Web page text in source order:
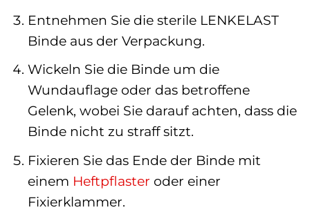
Entnehmen Sie die sterile LENKELAST
Binde aus der Verpackung.
Wickeln Sie die Binde um die
Wundauflage oder das betroffene
Gelenk, wobei Sie darauf achten, dass die
Binde nicht zu straff sitzt.
Fixieren Sie das Ende der Binde mit
einem Heftpflaster oder einer
Fixierklammer.